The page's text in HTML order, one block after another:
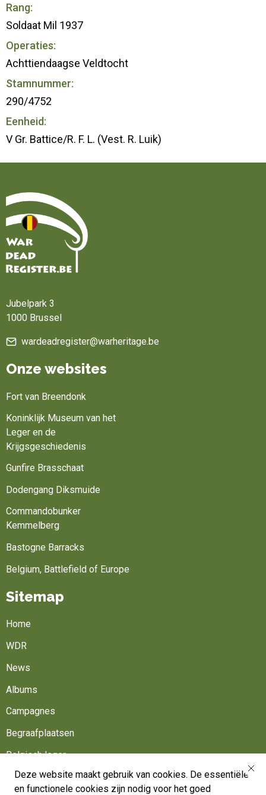
Deze website maakt gebruik van cookies. De essentiële
en functionele cookies zijn nodig voor het goed
Rang:
Soldaat Mil 1937
Operaties:
Achttiendaagse Veldtocht
Stamnummer:
290/4752
Eenheid:
V Gr. Battice/R. F. L. (Vest. R. Luik)
Jubelpark 3
1000 Brussel
wardeadregister@warheritage.be
Onze websites
Fort van Breendonk
Koninklijk Museum van het
Leger en de
Krijgsgeschiedenis
Gunfire Brasschaat
Dodengang Diksmuide
Commandobunker
Kemmelberg
Bastogne Barracks
Belgium, Battlefield of Europe
Sitemap
Home
WDR
News
Albums
Campagnes
Begraafplaatsen
Belgisch leger
Werk mee